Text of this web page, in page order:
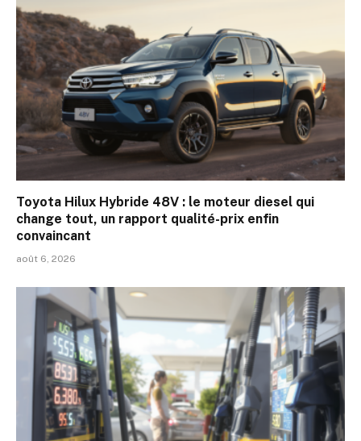
Toyota Hilux Hybride 48V : le moteur diesel qui
change tout, un rapport qualité-prix enfin
convaincant
août 6, 2026